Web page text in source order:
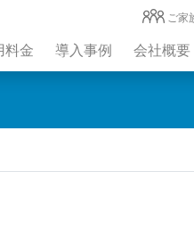
ご家
料金 導入事例 会社概要